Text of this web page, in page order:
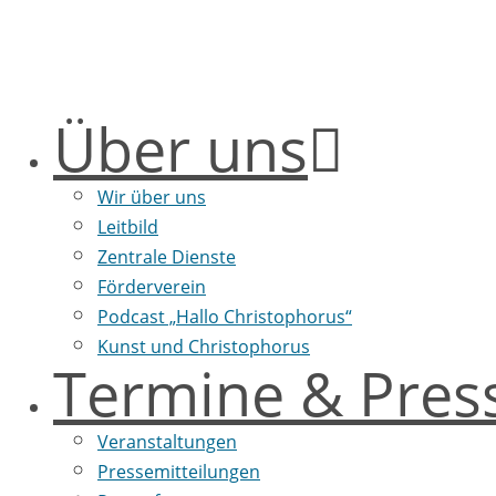
Über uns
Wir über uns
Leitbild
Zentrale Dienste
Förderverein
Podcast „Hallo Christophorus“
Kunst und Christophorus
Termine &
Veranstaltungen
Pressemitteilungen